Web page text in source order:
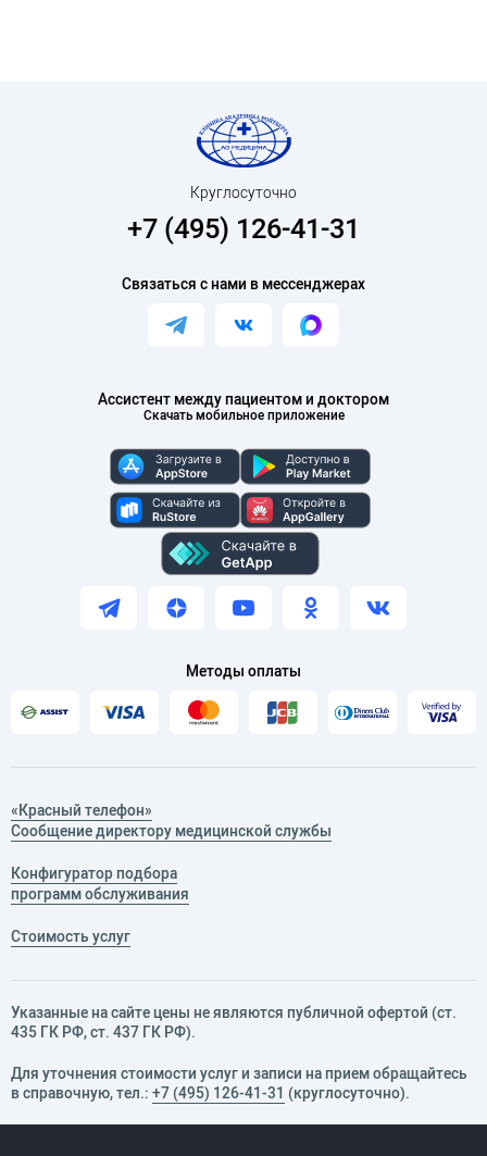
Ассистент между пациентом и доктором
Скачать мобильное приложение
Круглосуточно
+7 (495) 126-41-31
Связаться с нами в мессенджерах
Методы оплаты
«Красный телефон»
Сообщение директору медицинской службы
Конфигуратор подбора
программ обслуживания
Стоимость услуг
Указанные на сайте цены не являются публичной офертой (ст.
435 ГК РФ, cт. 437 ГК РФ).
Для уточнения стоимости услуг и записи на прием обращайтесь
в справочную, тел.: +7 (495) 126-41-31 (круглосуточно).